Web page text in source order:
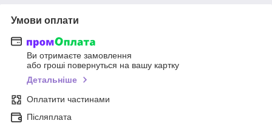
Умови оплати
Ви отримаєте замовлення
або гроші повернуться на вашу картку
Детальніше
Оплатити частинами
Післяплата